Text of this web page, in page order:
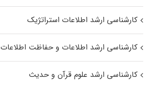
کارشناسی ارشد اطلاعات استراتژیک
کارشناسی ارشد اطلاعات و حفاظت اطلاعات
کارشناسی ارشد علوم قرآن و حدیث